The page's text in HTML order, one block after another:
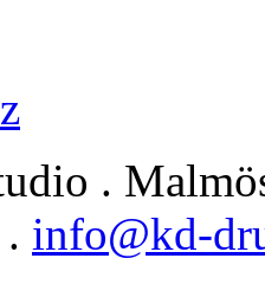
.
info@kd-